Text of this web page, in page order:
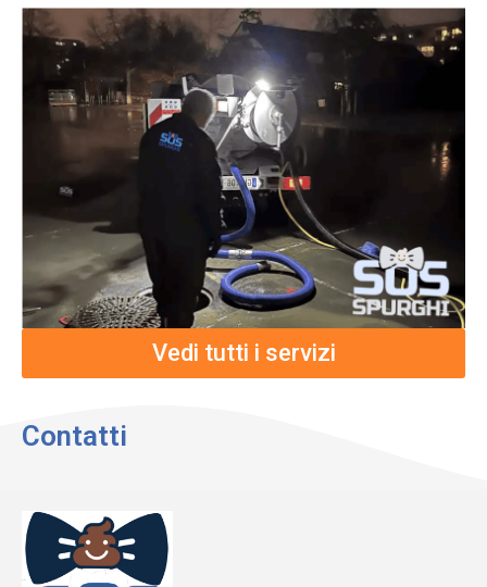
Vedi tutti i servizi
Contatti